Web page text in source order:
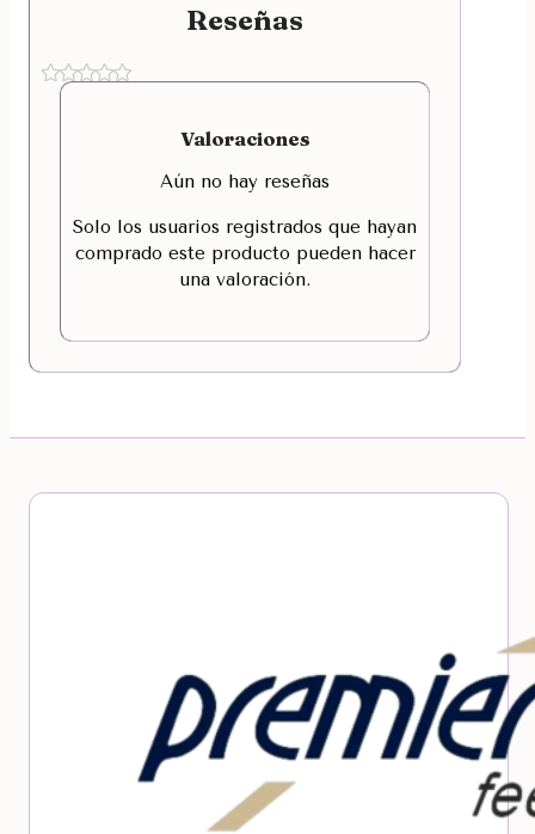
Reseñas
Valoraciones
Aún no hay reseñas
Solo los usuarios registrados que hayan
comprado este producto pueden hacer
una valoración.